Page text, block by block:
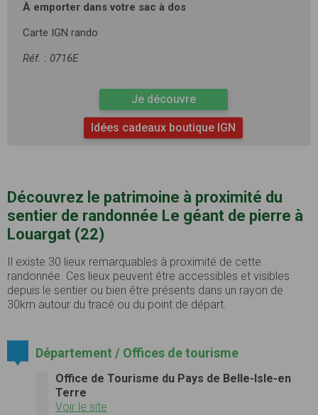
À emporter dans votre sac à dos
Carte IGN rando
Réf. : 0716E
Je découvre
Idées cadeaux boutique IGN
Découvrez le patrimoine à proximité du
sentier de randonnée Le géant de pierre à
Louargat (22)
Il existe 30 lieux remarquables à proximité de cette
randonnée. Ces lieux peuvent être accessibles et visibles
depuis le sentier ou bien être présents dans un rayon de
30km autour du tracé ou du point de départ.
Département / Offices de tourisme
Office de Tourisme du Pays de Belle-Isle-en
Terre
Voir le site